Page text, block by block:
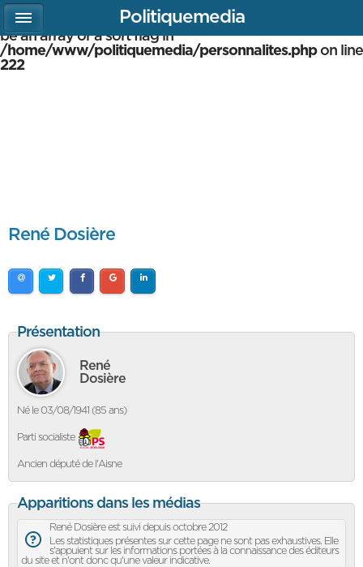
Warning
: array_multisort(): Argument #1 is expected to
be an array or a sort flag in
/home/www/politiquemedia/personnalites.phpon line
222
René Dosière
Présentation
René
Dosière
Né le 03/08/1941 (85 ans)
Parti socialiste
Ancien député de l'Aisne
Apparitions dans les médias
René Dosière est suivi depuis octobre 2012
Les statistiques présentes sur cette page ne sont pas exhaustives. Elle
s'appuient sur les informations portées à la connaissance des éditeurs
du site et n'ont donc qu'une valeur indicative.
Politiquemedia